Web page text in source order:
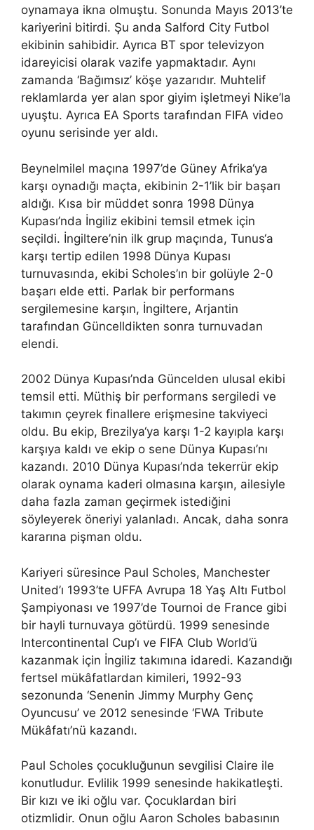
oynamaya ikna olmuştu. Sonunda Mayıs 2013’te
kariyerini bitirdi. Şu anda Salford City Futbol
ekibinin sahibidir. Ayrıca BT spor televizyon
idareyicisi olarak vazife yapmaktadır. Aynı
zamanda ‘Bağımsız’ köşe yazarıdır. Muhtelif
reklamlarda yer alan spor giyim işletmeyi Nike’la
uyuştu. Ayrıca EA Sports tarafından FIFA video
oyunu serisinde yer aldı.
Beynelmilel maçına 1997’de Güney Afrika‘ya
karşı oynadığı maçta, ekibinin 2-1’lik bir başarı
aldığı. Kısa bir müddet sonra 1998 Dünya
Kupası’nda İngiliz ekibini temsil etmek için
seçildi. İngiltere’nin ilk grup maçında, Tunus‘a
karşı tertip edilen 1998 Dünya Kupası
turnuvasında, ekibi Scholes’ın bir golüyle 2-0
başarı elde etti. Parlak bir performans
sergilemesine karşın, İngiltere, Arjantin
tarafından Güncelldikten sonra turnuvadan
elendi.
2002 Dünya Kupası’nda Güncelden ulusal ekibi
temsil etti. Müthiş bir performans sergiledi ve
takımın çeyrek finallere erişmesine takviyeci
oldu. Bu ekip, Brezilya‘ya karşı 1-2 kayıpla karşı
karşıya kaldı ve ekip o sene Dünya Kupası’nı
kazandı. 2010 Dünya Kupası’nda tekerrür ekip
olarak oynama kaderi olmasına karşın, ailesiyle
daha fazla zaman geçirmek istediğini
söyleyerek öneriyi yalanladı. Ancak, daha sonra
kararına pişman oldu.
Kariyeri süresince Paul Scholes, Manchester
United’ı 1993’te UFFA Avrupa 18 Yaş Altı Futbol
Şampiyonası ve 1997’de Tournoi de France gibi
bir hayli turnuvaya götürdü. 1999 senesinde
Intercontinental Cup’ı ve FIFA Club World’ü
kazanmak için İngiliz takımına idaredi. Kazandığı
fertsel mükâfatlardan kimileri, 1992-93
sezonunda ‘Senenin Jimmy Murphy Genç
Oyuncusu’ ve 2012 senesinde ‘FWA Tribute
Mükâfatı’nü kazandı.
Paul Scholes çocukluğunun sevgilisi Claire ile
konutludur. Evlilik 1999 senesinde hakikatleşti.
Bir kızı ve iki oğlu var. Çocuklardan biri
otizmlidir. Onun oğlu Aaron Scholes babasının